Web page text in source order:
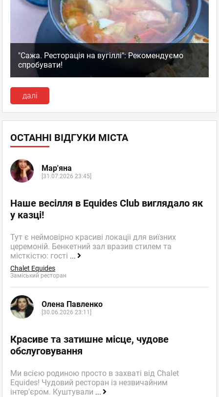
"Сажа. Ресторація на вугіллі": Рекомендуємо
спробувати!
далі
ОСТАННІ ВІДГУКИ МІСТА
Мар'яна
[31.07.2026 23:45]
Наше весілля в Equides Club виглядало як
у казці!
Тут є неймовірно красиві локаціі для виїзних
церемоній. Бенкетний зал вразив стилем та
місткістю: гості ...
Chalet Equides
Заміський ресторан
Олена Павленко
[30.06.2026 23:11]
Красиве та затишне місце, чудове
обслуговування
Ми всією родиною просто в захваті від Chalet
Equides! Чудовий ресторан із незвичайним
інтер'єром. Куштували ...